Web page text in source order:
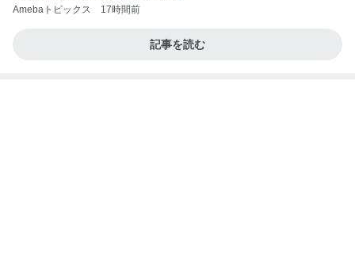
Amebaトピックス 17時間前
記事を読む